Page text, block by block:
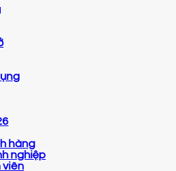
hàng
nghiệp
viên